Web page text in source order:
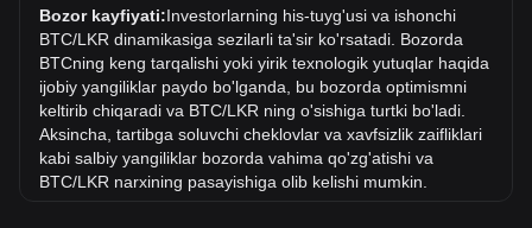
Oxirgi 7 kun ichida Bitcoin (BTC) kursi 3.25% ga oshdi.
Oxirgi oyda Bitcoin (BTC) ayirboshlash kursi Shri-Lanka
rupisi (LKR) ga nisbatan 4.63% ga oshdi.
Bozor kayfiyati:Investorlarning his-tuyg'usi va ishonchi
BTC/LKR dinamikasiga sezilarli ta'sir ko'rsatadi. Bozorda
BTCning keng tarqalishi yoki yirik texnologik yutuqlar haqida
ijobiy yangiliklar paydo bo'lganda, bu bozorda optimismni
keltirib chiqaradi va BTC/LKR ning o'sishiga turtki bo'ladi.
Aksincha, tartibga soluvchi cheklovlar va xavfsizlik zaifliklari
kabi salbiy yangiliklar bozorda vahima qo'zg'atishi va
BTC/LKR narxining pasayishiga olib kelishi mumkin.